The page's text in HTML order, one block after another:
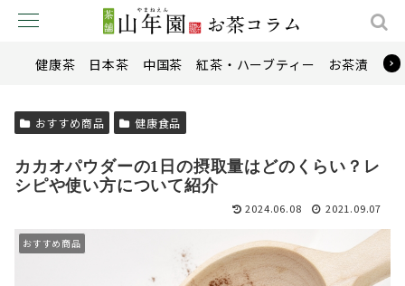
健康茶 日本茶 中国茶 紅茶・ハーブティー お茶漬け
おすすめ商品 健康食品
カカオパウダーの1日の摂取量はどのくらい？レ
シピや使い方について紹介
2024.06.08 2021.09.07
おすすめ商品